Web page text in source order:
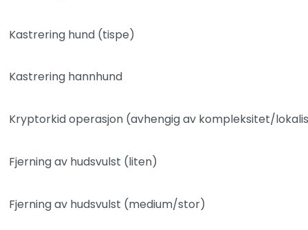
Kastrering hund (tispe)
Kastrering hannhund
Kryptorkid operasjon (avhengig av kompleksitet/
Fjerning av hudsvulst (liten)
Fjerning av hudsvulst (medium/stor)